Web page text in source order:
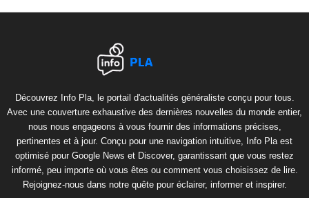
Découvrez Info Pla, le portail d'actualités généraliste conçu pour tous.
Avec une couverture exhaustive des dernières nouvelles du monde entier,
nous nous engageons à vous fournir des informations précises,
pertinentes et à jour. Conçu pour une navigation intuitive, Info Pla est
optimisé pour Google News et Discover, garantissant que vous restez
informé, peu importe où vous êtes ou comment vous choisissez de lire.
Rejoignez-nous dans notre quête pour éclairer, informer et inspirer.